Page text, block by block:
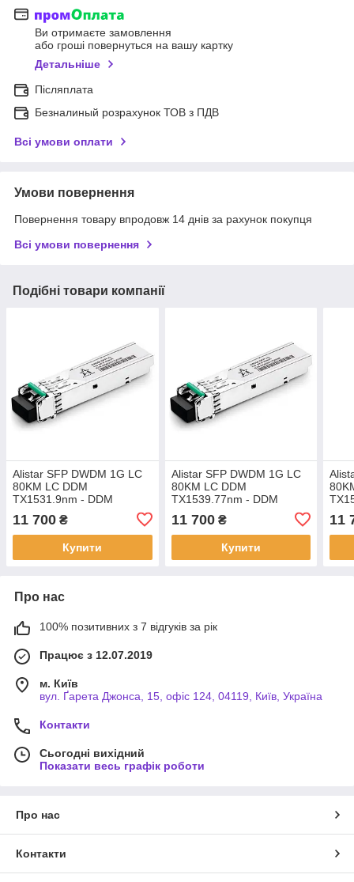
Ви отримаєте замовлення
або гроші повернуться на вашу картку
Детальніше
Післяплата
Безналиный розрахунок ТОВ з ПДВ
Всі умови оплати
Умови повернення
Повернення товару впродовж 14 днів за рахунок покупця
Всі умови повернення
Подібні товари компанії
Alistar SFP DWDM 1G LC
80KM LC DDM
TX1531.9nm - DDM
11 700 ₴
Купити
Alistar SFP DWDM 1G LC
80KM LC DDM
TX1539.77nm - DDM
11 700₴
Купити
11
Про нас
100% позитивних з 7 відгуків за рік
Працює з 12.07.2019
м. Київ
вул. Ґарета Джонса, 15, офіс 124, 04119, Київ, Україна
Контакти
Сьогодні вихідний
Показати весь графік роботи
Про нас
Контакти